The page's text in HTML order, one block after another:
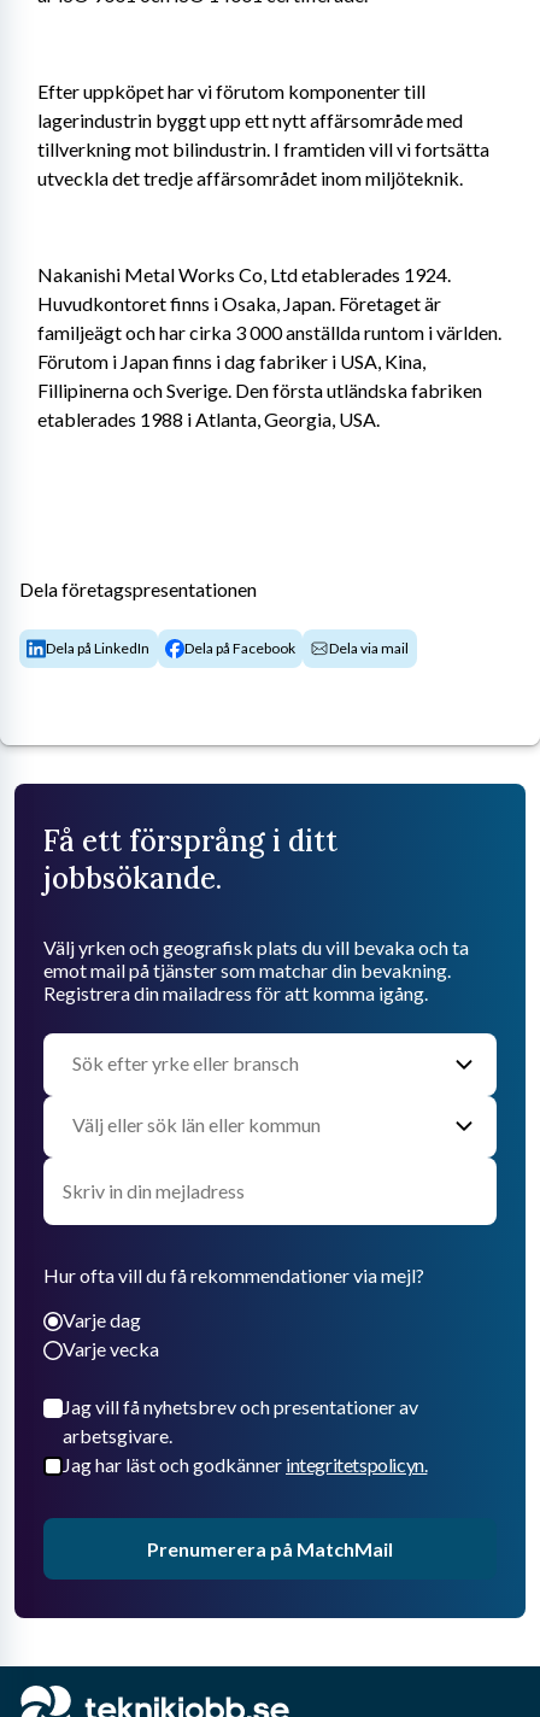
Efter uppköpet har vi förutom komponenter till
lagerindustrin byggt upp ett nytt affärsområde med
tillverkning mot bilindustrin. I framtiden vill vi fortsätta
utveckla det tredje affärsområdet inom miljöteknik.
Nakanishi Metal Works Co, Ltd etablerades 1924.
Huvudkontoret finns i Osaka, Japan. Företaget är
familjeägt och har cirka 3 000 anställda runtom i världen.
Förutom i Japan finns i dag fabriker i USA, Kina,
Fillipinerna och Sverige. Den första utländska fabriken
etablerades 1988 i Atlanta, Georgia, USA.
Dela företagspresentationen
Dela på LinkedIn Dela på Facebook Dela via mail
Få ett försprång i ditt
jobbsökande.
Välj yrken och geografisk plats du vill bevaka och ta
emot mail på tjänster som matchar din bevakning.
Registrera din mailadress för att komma igång.
Hur ofta vill du få rekommendationer via mejl?
Varje dag
Varje vecka
Jag vill få nyhetsbrev och presentationer av
arbetsgivare.
Jag har läst och godkänner integritetspolicyn.
Prenumerera på MatchMail